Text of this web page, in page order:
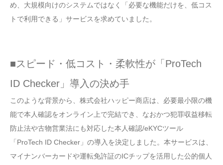
め、大規模向けのシステムではなく「必要な機能だけを、低コス
トで利用できる」サービスを求めていました。
■スピード・低コスト・柔軟性が「ProTech
ID Checker」導入の決め手
このような背景から、株式会社ハッピー商店は、必要最小限の機
能で本人確認をオンライン上で完結でき、なおかつ犯罪収益移転
防止法や古物営業法にも対応した本人確認/eKYCツール
「ProTech ID Checker」の導入を決定しました。本サービスは、
マイナンバーカードや運転免許証のICチップを活用した公的個人